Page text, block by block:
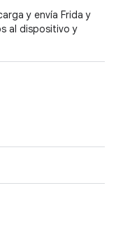
y envía Frida y
al dispositivo y